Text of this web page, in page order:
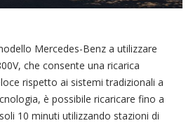
Mercedes-Benz a utilizzare
che consente una ricarica
rispetto ai sistemi tradizionali a
è possibile ricaricare fino a
10 minuti utilizzando stazioni di